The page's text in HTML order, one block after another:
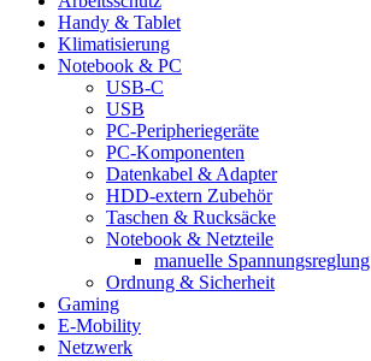
Handy & Tablet
Klimatisierung
Notebook & PC
USB-C
USB
PC-Peripheriegeräte
PC-Komponenten
Datenkabel & Adapter
HDD-extern Zubehör
Taschen & Rucksäcke
Notebook & Netzteile
manuelle Spannungsreglung
Ordnung & Sicherheit
Gaming
E-Mobility
Netzwerk